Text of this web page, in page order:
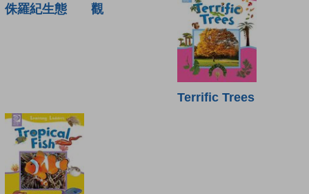
侏羅紀生態
觀
Terrific Trees